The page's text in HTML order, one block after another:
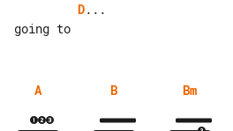
D...
A B Bm